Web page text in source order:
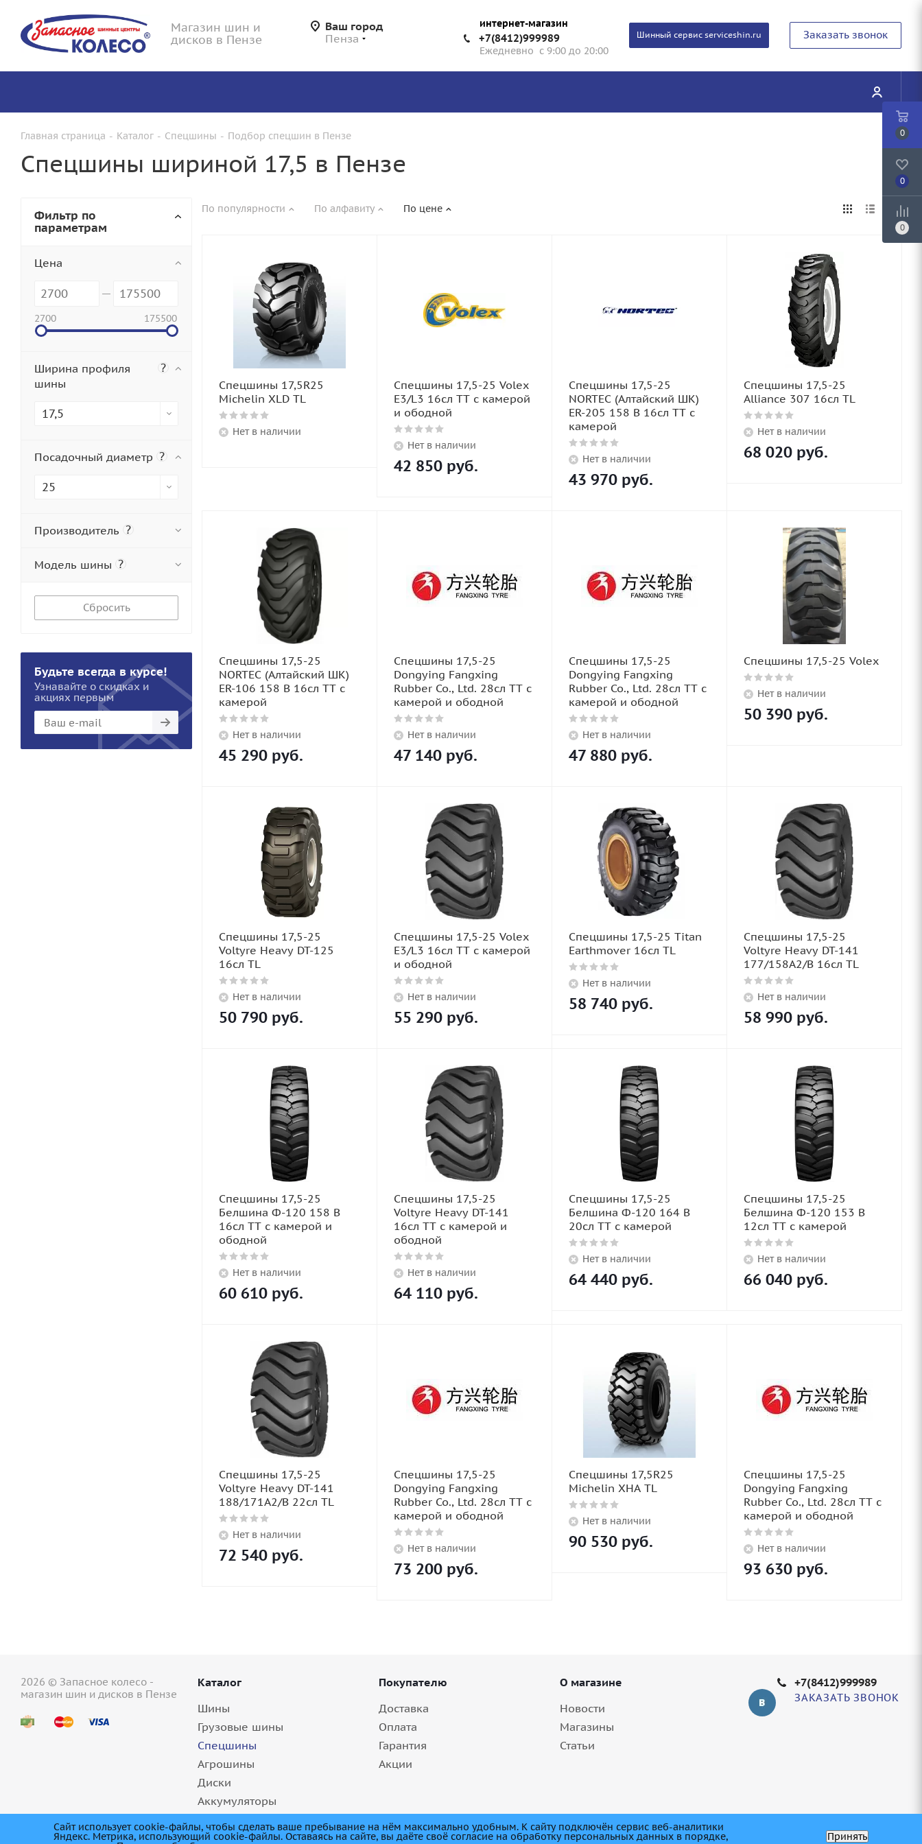
Магазин шин и
дисков в Пензе
Ваш город
Пенза
интернет-магазин
+7(8412)999989
Ежедневно с 9:00 до 20:00
Шинный сервис serviceshin.ru Заказать звонок
Главная страница - Каталог - Спецшины - Подбор спецшин в Пензе
Спецшины шириной 17,5 в Пензе
По популярности По алфавиту По цене
Спецшины 17,5R25
Michelin XLD TL
Нет в наличии
Спецшины 17,5-25 Volex
E3/L3 16сл TT с камерой
и ободной
Нет в наличии
42 850 руб.
Спецшины 17,5-25
NORTEC (Алтайский ШК)
ER-205 158 B 16сл TT с
камерой
Нет в наличии
43 970 руб.
Спецшины 17,5-25
Alliance 307 16сл TL
Нет в наличии
68 020 руб.
Спецшины 17,5-25
NORTEC (Алтайский ШК)
ER-106 158 B 16сл TT с
камерой
Нет в наличии
45 290 руб.
Спецшины 17,5-25
Dongying Fangxing
Rubber Co., Ltd. 28сл TT с
камерой и ободной
Нет в наличии
47 140 руб.
Спецшины 17,5-25
Dongying Fangxing
Rubber Co., Ltd. 28сл TT с
камерой и ободной
Нет в наличии
47 880 руб.
Спецшины 17,5-25 Volex
Нет в наличии
50 390 руб.
Спецшины 17,5-25
Voltyre Heavy DT-125
16сл TL
Нет в наличии
50 790 руб.
Спецшины 17,5-25 Volex
E3/L3 16сл TT с камерой
и ободной
Нет в наличии
55 290 руб.
Спецшины 17,5-25 Titan
Earthmover 16сл TL
Нет в наличии
58 740 руб.
Спецшины 17,5-25
Voltyre Heavy DT-141
177/158A2/B 16сл TL
Нет в наличии
58 990 руб.
Спецшины 17,5-25
Белшина Ф-120 158 В
16сл TT с камерой и
ободной
Нет в наличии
60 610 руб.
Спецшины 17,5-25
Voltyre Heavy DT-141
16сл TT с камерой и
ободной
Нет в наличии
64 110 руб.
Спецшины 17,5-25
Белшина Ф-120 164 В
20сл TT с камерой
Нет в наличии
64 440 руб.
Спецшины 17,5-25
Белшина Ф-120 153 В
12сл TT с камерой
Нет в наличии
66 040 руб.
Спецшины 17,5-25
Voltyre Heavy DT-141
188/171A2/B 22сл TL
Нет в наличии
72 540 руб.
Спецшины 17,5-25
Dongying Fangxing
Rubber Co., Ltd. 28сл TT с
камерой и ободной
Нет в наличии
73 200 руб.
Спецшины 17,5R25
Michelin XHA TL
Нет в наличии
90 530 руб.
Спецшины 17,5-25
Dongying Fangxing
Rubber Co., Ltd. 28сл TT с
камерой и ободной
Нет в наличии
93 630 руб.
Фильтр по
параметрам
Цена
2700 175500
Ширина профиля
шины
?
17,5
Посадочный диаметр ?
25
Производитель ?
Модель шины ?
Сбросить
Будьте всегда в курсе!
Узнавайте о скидках и
акциях первым
2026 © Запасное колесо -
магазин шин и дисков в Пензе
Каталог
Шины
Грузовые шины
Спецшины
Агрошины
Диски
Аккумуляторы
Покупателю
Доставка
Оплата
Гарантия
Акции
О магазине
Новости
Магазины
Статьи
+7(8412)999989
ЗАКАЗАТЬ ЗВОНОК
0
0
0
Сайт использует cookie-файлы, чтобы сделать ваше пребывание на нём максимально удобным. К cайту подключён сервис веб-аналитики
Яндекс. Метрика, использующий cookie-файлы. Оставаясь на сайте, вы даёте своё согласие на обработку персональных данных в порядке, Принять